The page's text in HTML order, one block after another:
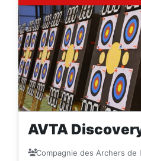
AVTA
Compagnie des Archers de